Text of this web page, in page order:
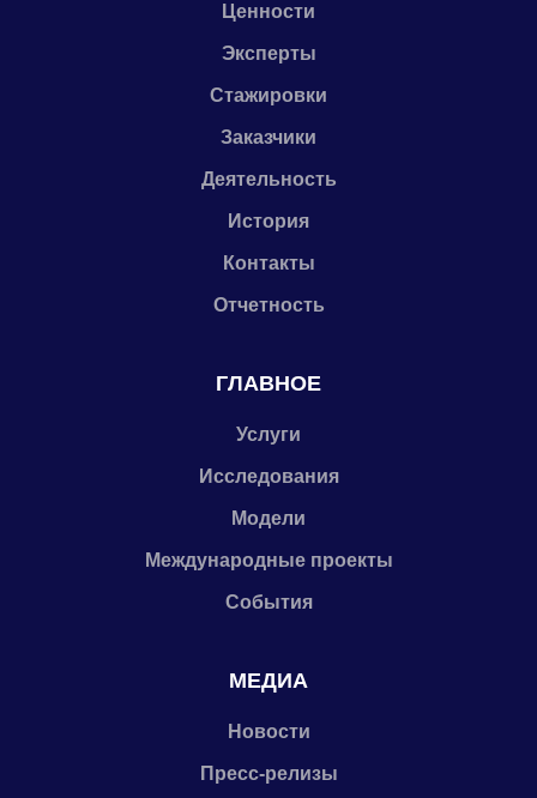
Ценности
Эксперты
Стажировки
Заказчики
Деятельность
История
Контакты
Отчетность
ГЛАВНОЕ
Услуги
Исследования
Модели
Международные проекты
События
МЕДИА
Новости
Пресс-релизы